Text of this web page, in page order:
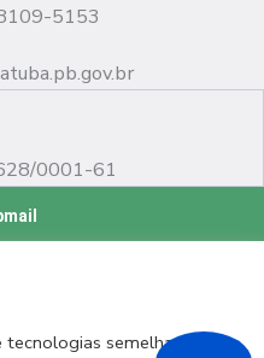
5153
0001-61
tecnologias semelhantes de